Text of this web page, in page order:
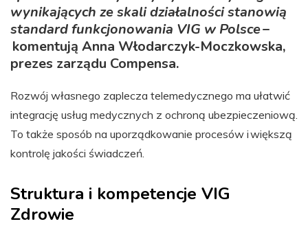
wynikających ze skali działalności stanowią
standard funkcjonowania VIG w Polsce–
komentują Anna Włodarczyk-Moczkowska,
prezes zarządu Compensa.
Rozwój własnego zaplecza telemedycznego ma ułatwić
integrację usług medycznych z ochroną ubezpieczeniową.
To także sposób na uporządkowanie procesów i większą
kontrolę jakości świadczeń.
Struktura i kompetencje VIG
Zdrowie